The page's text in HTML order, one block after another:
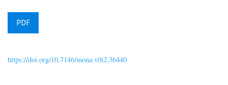
PDF
https://doi.org/10.7146/mona.v0i2.36440